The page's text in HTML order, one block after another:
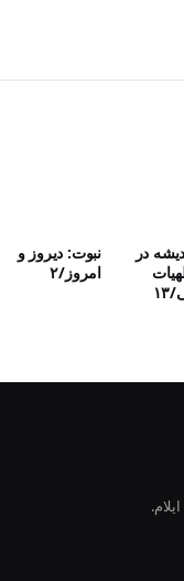
در
نبوت: دیروز و
امروز/۲